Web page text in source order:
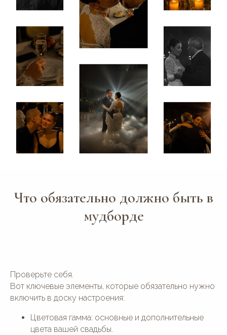
Что обязательно должно быть в
мудборде
Проверьте себя.
Вот ключевые элементы, которые обязательно нужно
включить в доску настроения:
Цветовая гамма: основные и дополнительные
цвета вашей свадьбы.